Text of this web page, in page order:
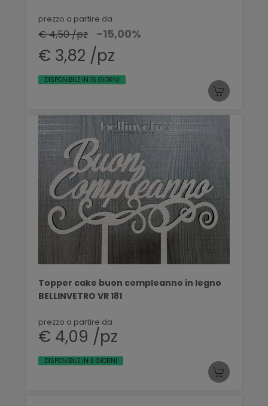
prezzo a partire da
€ 4,50 /pz -15,00%
€ 3,82 /pz
DISPONIBILE IN 15 GIORNI
Topper cake buon compleanno in legno
BELLINVETRO VR 181
prezzo a partire da
€ 4,09 /pz
DISPONIBILE IN 3 GIORNI